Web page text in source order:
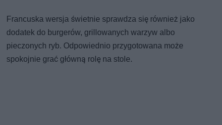
Francuska wersja świetnie sprawdza się również jako
dodatek do burgerów, grillowanych warzyw albo
pieczonych ryb. Odpowiednio przygotowana może
spokojnie grać główną rolę na stole.